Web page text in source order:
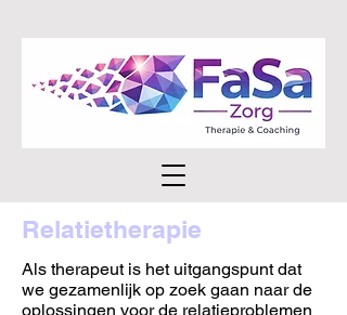
Relatietherapie
Als therapeut is het uitgangspunt dat
we gezamenlijk op zoek gaan naar de
oplossingen voor de relatieproblemen